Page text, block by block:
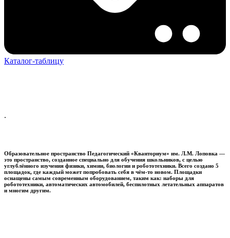
Каталог-таблицу
.
Образовательное пространство Педагогический «Кванториум» им. Л.М. Лоповка —
это пространство, созданное специально для обучения школьников, с целью
углублённого изучения физики, химии, биологии и робототехники. Всего создано 5
площадок, где каждый может попробовать себя в чём-то новом. Площадки
оснащены самым современным оборудованием, таким как: наборы для
робототехники, автоматических автомобилей, беспилотных летательных аппаратов
и многим другим.